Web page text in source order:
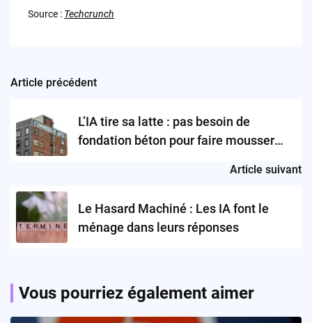
Source : Techcrunch
Post
navigation
Article précédent
L’IA tire sa latte : pas besoin de
fondation béton pour faire mousser
Article suivant
Le Hasard Machiné : Les IA font le
ménage dans leurs réponses
Vous pourriez également aimer